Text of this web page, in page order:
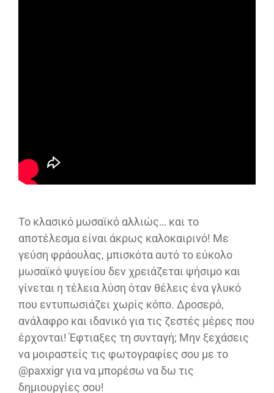
Το κλασικό μωσαϊκό αλλιώς… και το
αποτέλεσμα είναι άκρως καλοκαιρινό! Με
γεύση φράουλας, μπισκότα αυτό το εύκολο
μωσαϊκό ψυγείου δεν χρειάζεται ψήσιμο και
γίνεται η τέλεια λύση όταν θέλεις ένα γλυκό
που εντυπωσιάζει χωρίς κόπο. Δροσερό,
ανάλαφρο και ιδανικό για τις ζεστές μέρες που
έρχονται! Έφτιαξες τη συνταγή; Μην ξεχάσεις
να μοιραστείς τις φωτογραφίες σου με το
@paxxigr για να μπορέσω να δω τις
δημιουργίες σου!